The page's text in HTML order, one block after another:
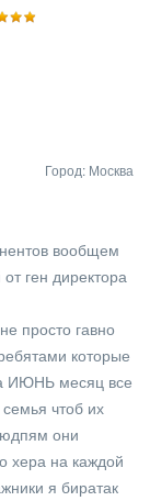
Город: Москва
вообщем
ген директора
просто гавно
которые
ИЮНЬ месяц все
чтоб их
они
хера на каждой
я биратак